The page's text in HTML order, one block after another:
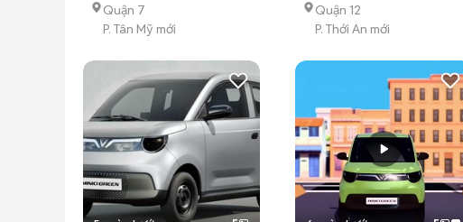
Quận 7
P. Tân Mỹ mới
Quận 12
P. Thới An mới